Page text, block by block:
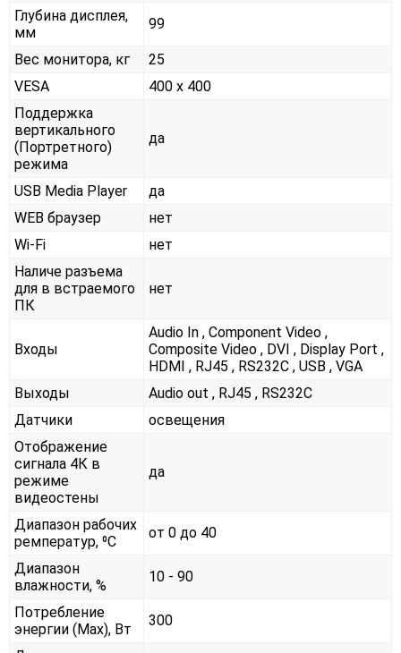
Глубина дисплея,
мм
99
Вес монитора, кг
25
VESA
400 x 400
Поддержка
вертикального
(Портретного)
режима
да
USB Media Player
да
WEB браузер
нет
Wi-Fi
нет
Наличе разъема
для в встраемого
ПК
нет
Входы
Audio In , Component Video ,
Composite Video , DVI , Display Port ,
HDMI , RJ45 , RS232С , USB , VGA
Выходы
Audio out , RJ45 , RS232С
Датчики
освещения
Отображение
сигнала 4К в
режиме
видеостены
да
Диапазон рабочих
ремператур, ⁰С
от 0 до 40
Диапазон
влажности, %
10 - 90
Потребление
энергии (Max), Вт
300